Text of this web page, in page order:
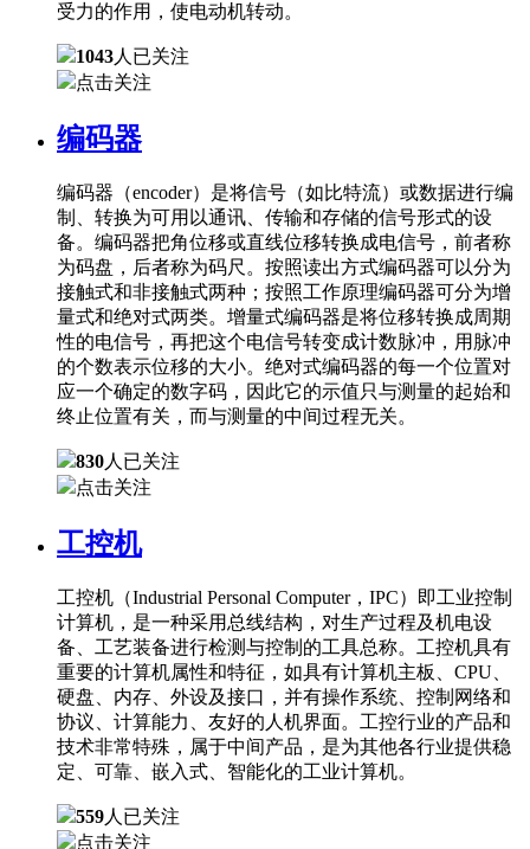
受力的作用，使电动机转动。
1043人已关注
点击关注
编码器
编码器（encoder）是将信号（如比特流）或数据进行编
制、转换为可用以通讯、传输和存储的信号形式的设
备。编码器把角位移或直线位移转换成电信号，前者称
为码盘，后者称为码尺。按照读出方式编码器可以分为
接触式和非接触式两种；按照工作原理编码器可分为增
量式和绝对式两类。增量式编码器是将位移转换成周期
性的电信号，再把这个电信号转变成计数脉冲，用脉冲
的个数表示位移的大小。绝对式编码器的每一个位置对
应一个确定的数字码，因此它的示值只与测量的起始和
终止位置有关，而与测量的中间过程无关。
830人已关注
点击关注
工控机
工控机（Industrial Personal Computer，IPC）即工业控制
计算机，是一种采用总线结构，对生产过程及机电设
备、工艺装备进行检测与控制的工具总称。工控机具有
重要的计算机属性和特征，如具有计算机主板、CPU、
硬盘、内存、外设及接口，并有操作系统、控制网络和
协议、计算能力、友好的人机界面。工控行业的产品和
技术非常特殊，属于中间产品，是为其他各行业提供稳
定、可靠、嵌入式、智能化的工业计算机。
559人已关注
点击关注